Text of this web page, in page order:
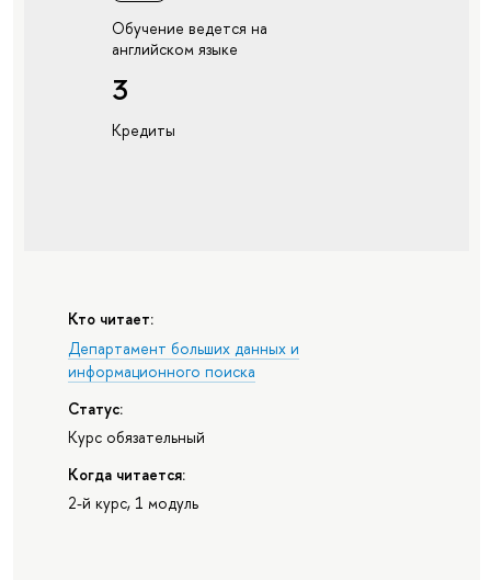
Обучение ведется на
английском языке
3
Кредиты
Кто читает:
Департамент больших данных и
информационного поиска
Статус:
Курс обязательный
Когда читается:
2-й курс, 1 модуль